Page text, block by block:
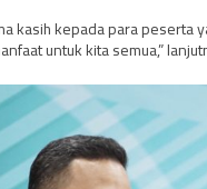
kasih kepada para peserta
untuk kita semua,”